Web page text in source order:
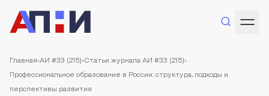
Главная АИ #33 (215) Статьи журнала АИ #33 (215)
Профессиональное образование в России: структура, подходы и
перспективы развития